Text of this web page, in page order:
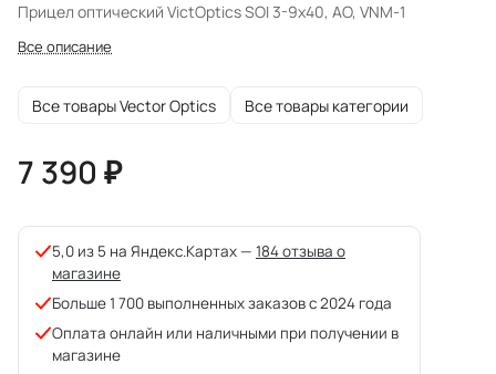
Прицел оптический VictOptics SOI 3-9x40, AO, VNM-1
Все описание
Все товары Vector Optics Все товары категории
7 390 ₽
5,0 из 5 на Яндекс.Картах — 184 отзыва о
магазине
Больше 1 700 выполненных заказов с 2024 года
Оплата онлайн или наличными при получении в
магазине